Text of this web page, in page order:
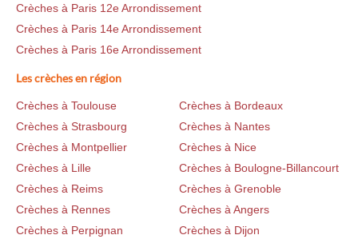
Crèches à Paris 12e Arrondissement
Crèches à Paris 14e Arrondissement
Crèches à Paris 16e Arrondissement
Les crèches en région
Crèches à Toulouse
Crèches à Bordeaux
Crèches à Strasbourg
Crèches à Nantes
Crèches à Montpellier
Crèches à Nice
Crèches à Lille
Crèches à Boulogne-Billancourt
Crèches à Reims
Crèches à Grenoble
Crèches à Rennes
Crèches à Angers
Crèches à Perpignan
Crèches à Dijon